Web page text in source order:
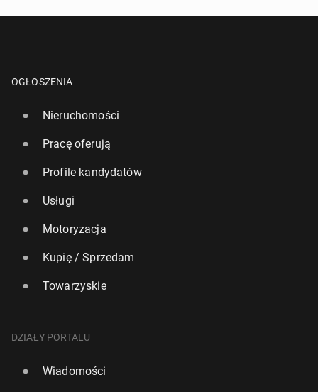
OGŁOSZENIA
Nieruchomości
Pracę oferują
Profile kandydatów
Usługi
Motoryzacja
Kupię / Sprzedam
Towarzyskie
DZIAŁY PORTALU
Wiadomości